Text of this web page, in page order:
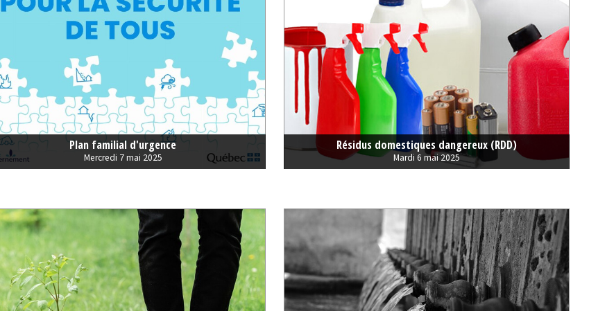
Plan familial d'urgence
Mercredi 7 mai 2025
Résidus domestiques dangereux (RDD)
Mardi 6 mai 2025